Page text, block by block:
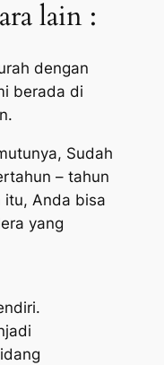
lain :
dengan
berada di
Sudah
– tahun
itu, Anda bisa
yang